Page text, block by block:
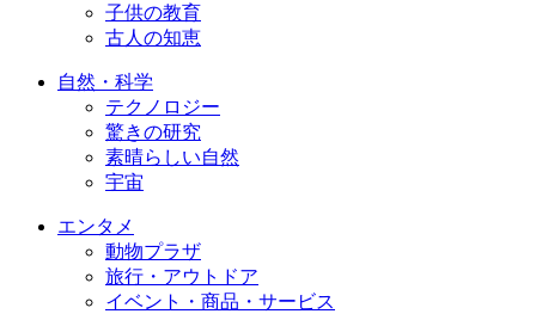
子供の教育
古人の知恵
自然・科学
テクノロジー
驚きの研究
素晴らしい自然
宇宙
エンタメ
動物プラザ
旅行・アウトドア
イベント・商品・サービス